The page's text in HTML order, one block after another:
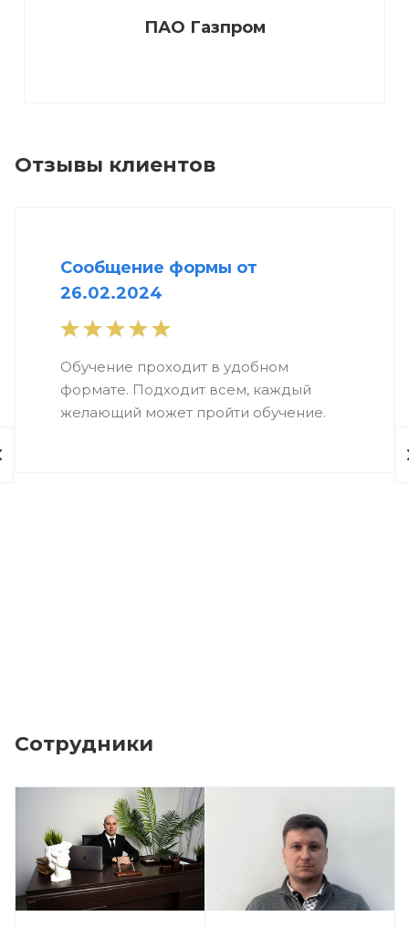
ПАО Газпром
Отзывы клиентов
Сообщение формы от
26.02.2024
Обучение проходит в удобном
формате. Подходит всем, каждый
желающий может пройти обучение.
Сотрудники